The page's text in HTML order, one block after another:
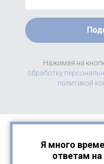
Нажимая на
обработку
политикой
Я много
ответам